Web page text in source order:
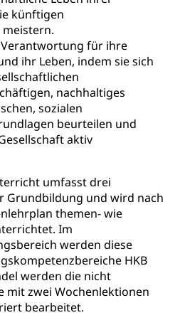
künftigen
für ihre
ihr Leben, indem sie sich
nachhaltiges
sozialen
beurteilen und
aktiv
umfasst drei
Grundbildung und wird nach
themen- wie
Im
werden diese
HKB
werden die nicht
mit zwei Wochenlektionen
bearbeitet.
mit BM
& Basisstufe
Schulen
Schulsport
Luzern unilu
für Ausbildung
Studium Pflege FH
(beruf.lu.ch)
Berufsbildung
Pädagogische
PHLU
Studium,
akademische Ausbildung,
universitäre
Doktorat,
Entwicklung,
Luzern,
HSLU,
Luzern, PH Luzern, UniLU,
der Schweizer
Luzern
Krippe, Kinderhort,
Tagesmutter,
Jahr
Jahr